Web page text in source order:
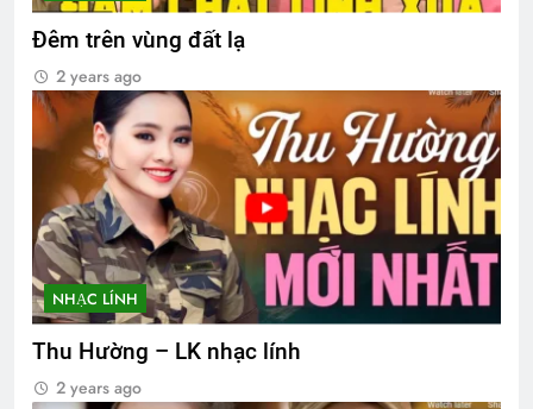
Đêm trên vùng đất lạ
2 years ago
NHẠC LÍNH
Thu Hường – LK nhạc lính
2 years ago